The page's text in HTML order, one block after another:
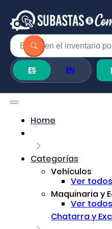
ES EN
Home
Categorías
Vehículos
Ver todos
Maquinaria y
Ver todos
Chatarra y